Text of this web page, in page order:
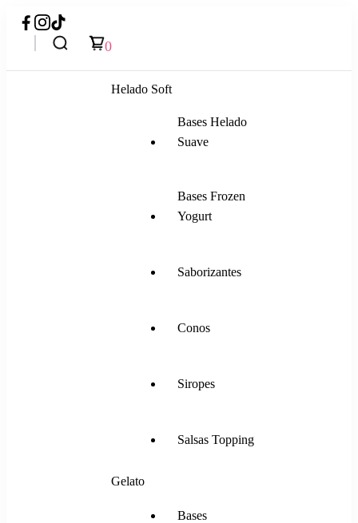
0
Helado Soft
Bases Helado
Suave
Bases Frozen
Yogurt
Saborizantes
Conos
Siropes
Salsas Topping
Gelato
Bases